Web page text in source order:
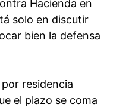
Hacienda en
solo en discutir
bien la defensa
residencia
el plazo se coma